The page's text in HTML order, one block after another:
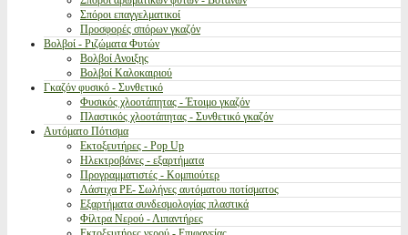
Σπόροι επαγγελματικοί
Προσφορές σπόρων γκαζόν
Βολβοί - Ριζώματα Φυτών
Βολβοί Ανοιξης
Βολβοί Καλοκαιριού
Γκαζόν φυσικό - Συνθετικό
Φυσικός χλοοτάπητας - Έτοιμο γκαζόν
Πλαστικός χλοοτάπητας - Συνθετικό γκαζόν
Αυτόματο Πότισμα
Εκτοξευτήρες - Pop Up
Ηλεκτροβάνες - εξαρτήματα
Προγραμματιστές - Κομπιούτερ
Λάστιχα PE- Σωλήνες αυτόματου ποτίσματος
Εξαρτήματα συνδεσμολογίας πλαστικά
Φίλτρα Νερού - Λιπαντήρες